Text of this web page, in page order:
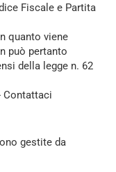
Fiscale e Partita
quanto viene
può pertanto
della legge n. 62
Contattaci
gestite da